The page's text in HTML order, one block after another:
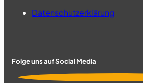
Datenschutzerklärung
Folge uns auf Social Media